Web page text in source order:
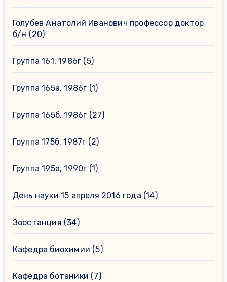
Голубев Анатолий Иванович профессор доктор
б/н (20)
Группа 161, 1986г (5)
Группа 165а, 1986г (1)
Группа 165б, 1986г (27)
Группа 175б, 1987г (2)
Группа 195а, 1990г (1)
День науки 15 апреля 2016 года (14)
Зоостанция (34)
Кафедра биохимии (5)
Кафедра ботаники (7)